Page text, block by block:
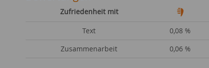
Zufriedenheit mit
Text 0,08 %
Zusammenarbeit
0,06 %